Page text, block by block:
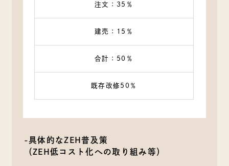
注文：35％
建売：15％
合計：50％
既存改修50％
-具体的なZEH普及策
（ZEH低コスト化への取り組み等）